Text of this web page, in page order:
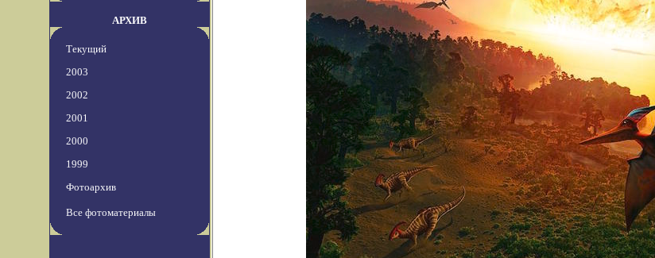
АРХИВ
Текущий
2003
2002
2001
2000
1999
Фотоархив
Все фотоматериалы